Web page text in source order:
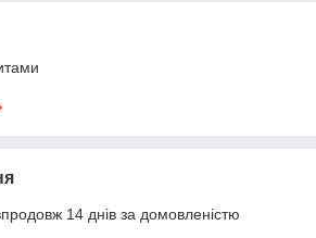
14 днів за домовленістю